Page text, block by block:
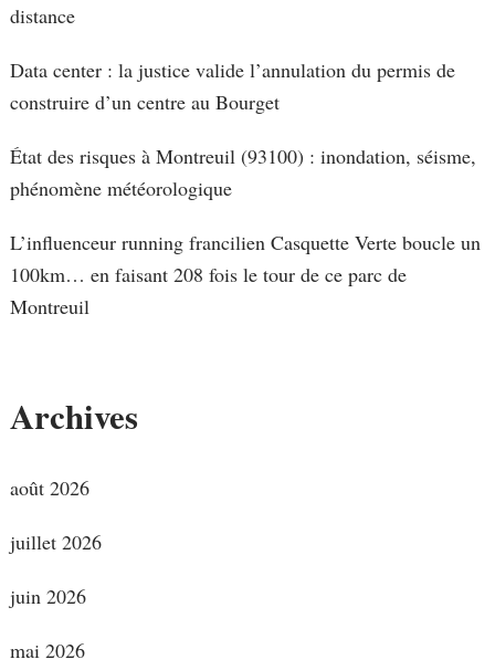
distance
Data center : la justice valide l’annulation du permis de
construire d’un centre au Bourget
État des risques à Montreuil (93100) : inondation, séisme,
phénomène météorologique
L’influenceur running francilien Casquette Verte boucle un
100km… en faisant 208 fois le tour de ce parc de
Montreuil
Archives
août 2026
juillet 2026
juin 2026
mai 2026